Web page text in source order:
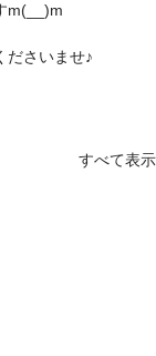
m(__)m
ださいませ♪
すべて表示